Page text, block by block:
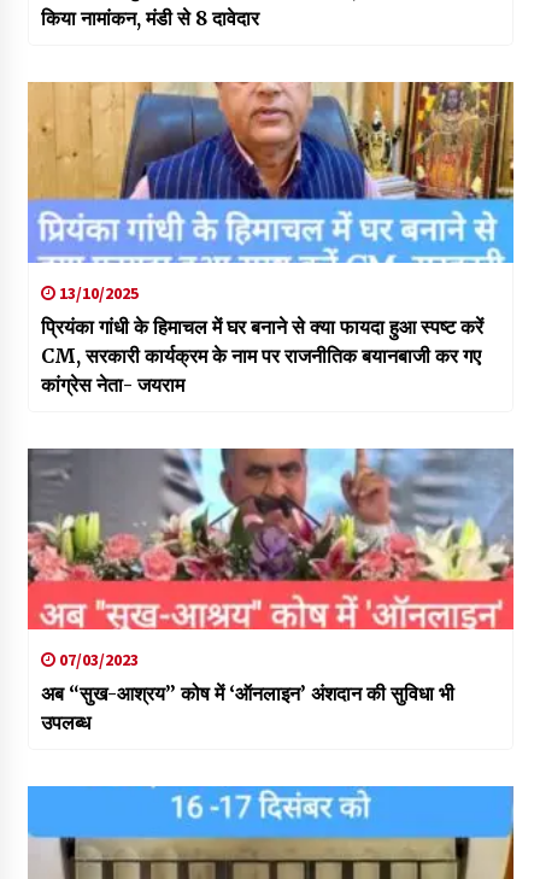
किया नामांकन, मंडी से 8 दावेदार
13/10/2025
प्रियंका गांधी के हिमाचल में घर बनाने से क्या फायदा हुआ स्पष्ट करें
CM, सरकारी कार्यक्रम के नाम पर राजनीतिक बयानबाजी कर गए
कांग्रेस नेता- जयराम
07/03/2023
अब “सुख-आश्रय” कोष में ‘ऑनलाइन’ अंशदान की सुविधा भी
उपलब्ध